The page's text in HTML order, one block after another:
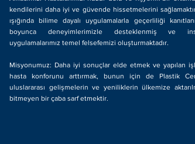
MEME KÜÇÜLTME GÖĞÜS
kendilerini daha iyi ve güvende hissetmelerini
ışığında bilime dayalı uygulamalarla geçerliliği
boyunca deneyimlerimizle desteklenmiş ve
uygulamalarımız temel felsefemizi oluşturmaktadır.
Misyonumuz: Daha iyi sonuçlar elde etmek ve yapılan
hasta konforunu arttırmak, bunun için de Plastik
uluslararası gelişmelerin ve yeniliklerin ülkemize
bitmeyen bir çaba sarf etmektir.